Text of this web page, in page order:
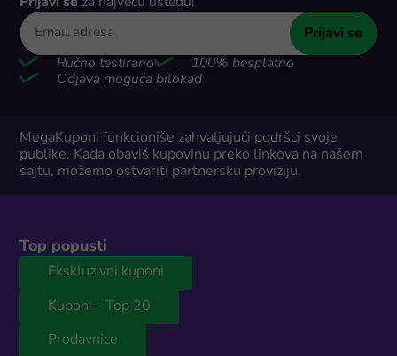
Prijavi se za najveću uštedu!
Prijavi se
Ručno testirano
100% besplatno
Odjava moguća bilokad
MegaKuponi funkcioniše zahvaljujući podršci svoje
publike. Kada obaviš kupovinu preko linkova na našem
sajtu, možemo ostvariti partnersku proviziju.
Top popusti
Ekskluzivni kuponi
Kuponi - Top 20
Prodavnice